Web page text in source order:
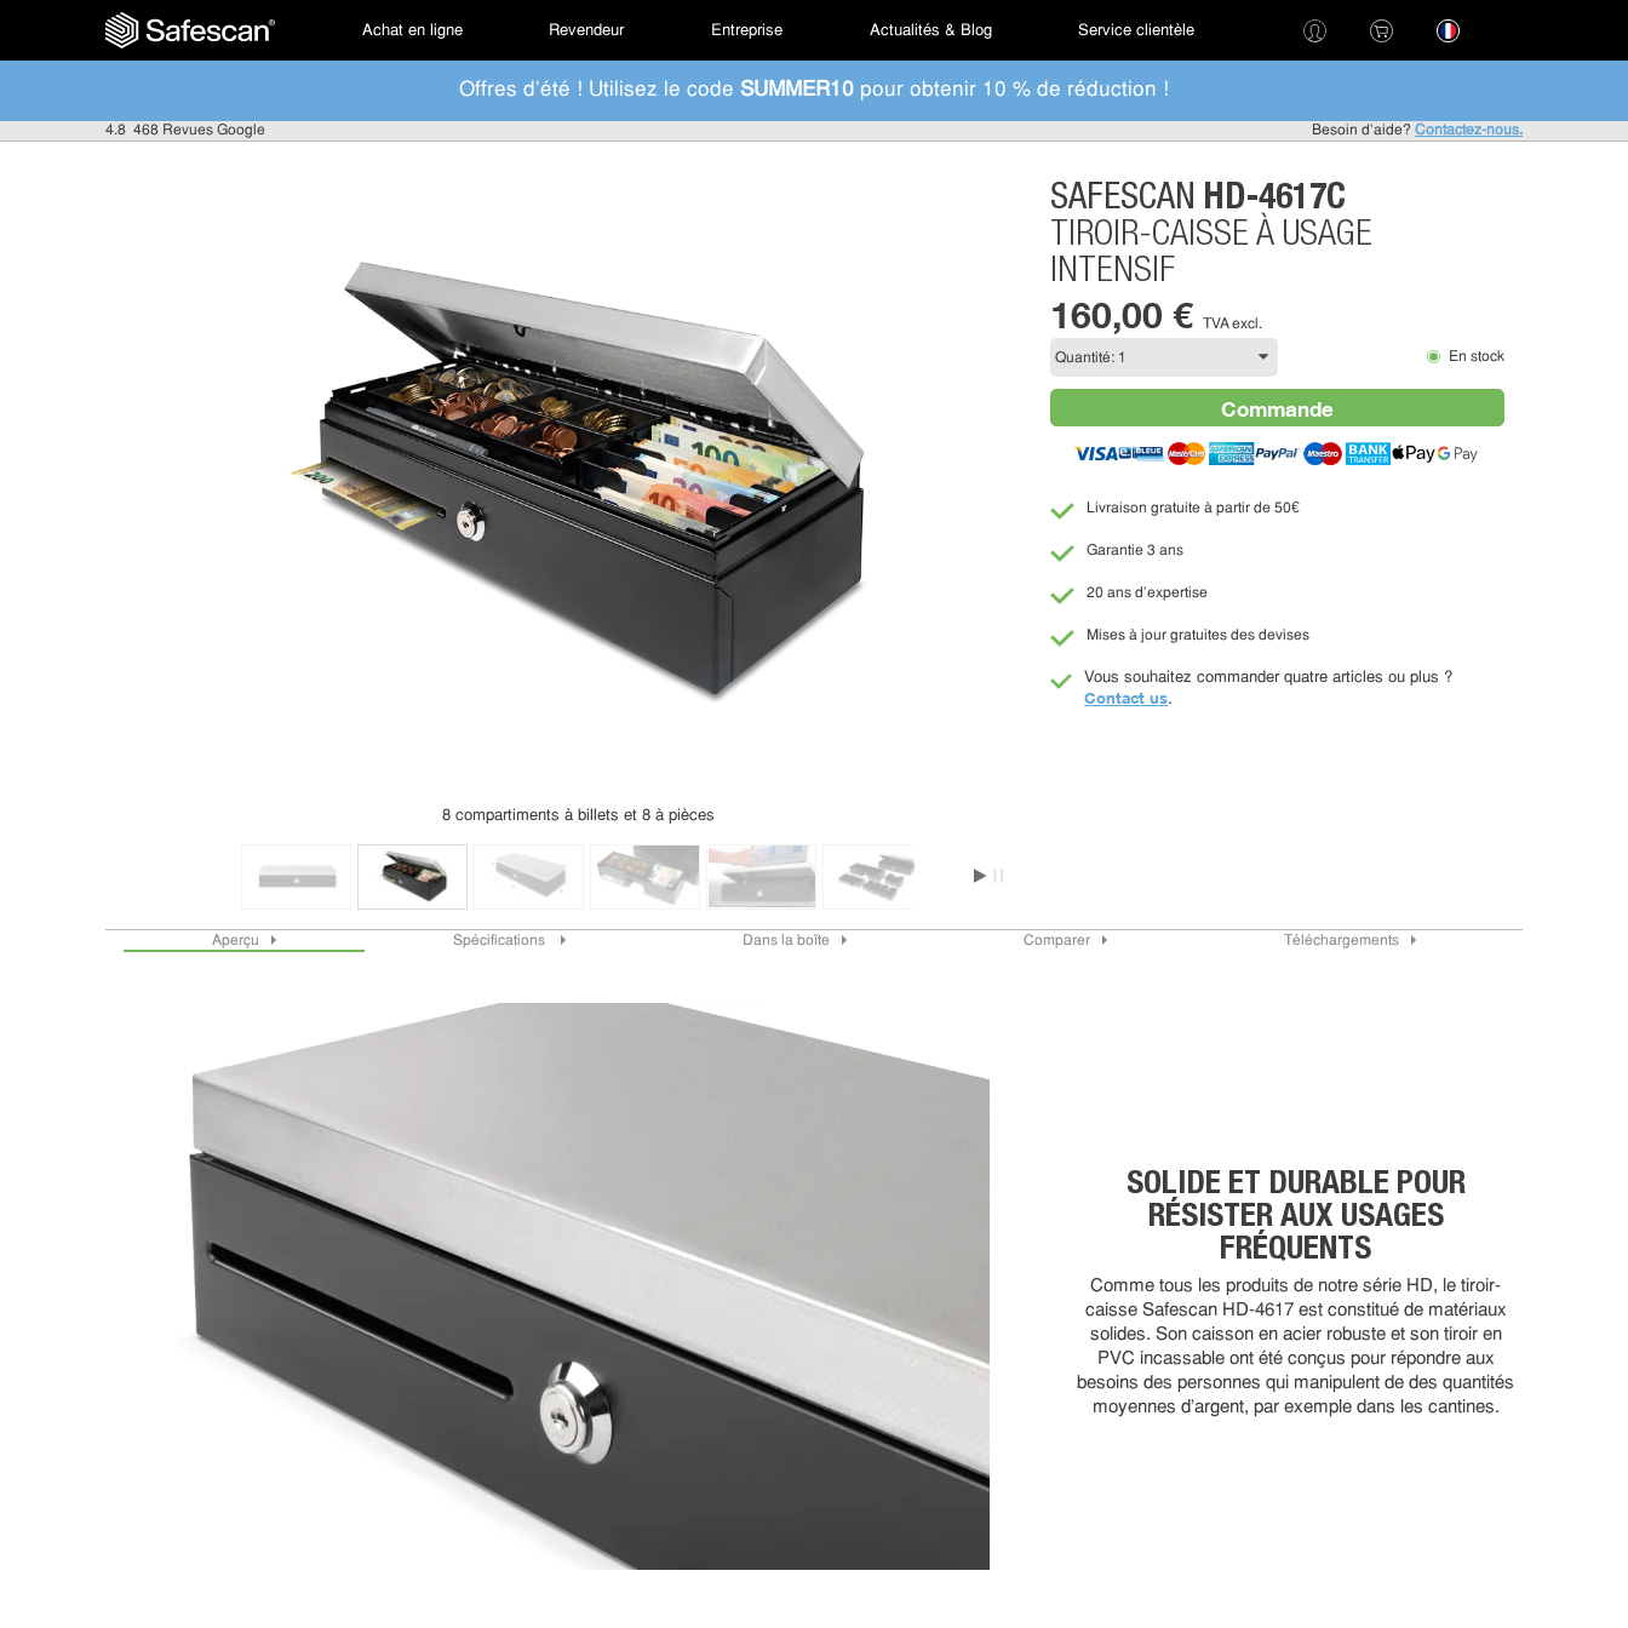
Achat en ligne Revendeur Entreprise Actualités & Blog Service clientèle
Offres d'été ! Utilisez le code SUMMER10 pour obtenir 10 % de réduction !
4.8 468 Revues Google Besoin d'aide? Contactez-nous.
8 compartiments à billets et 8 à pièces
SAFESCAN HD-4617C
TIROIR-CAISSE À USAGE
INTENSIF
160,00 € TVA excl.
En stock
Commande
Livraison gratuite à partir de 50€
Garantie 3 ans
20 ans d'expertise
Mises à jour gratuites des devises
Vous souhaitez commander quatre articles ou plus ?
Contact us.
Aperçu Spécifications Dans la boîte Comparer Téléchargements
SOLIDE ET DURABLE POUR
RÉSISTER AUX USAGES
FRÉQUENTS
Comme tous les produits de notre série HD, le tiroir-
caisse Safescan HD-4617 est constitué de matériaux
solides. Son caisson en acier robuste et son tiroir en
PVC incassable ont été conçus pour répondre aux
besoins des personnes qui manipulent de des quantités
moyennes d'argent, par exemple dans les cantines.